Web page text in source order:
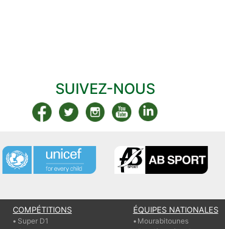
SUIVEZ-NOUS
COMPÉTITIONS ÉQUIPES NATIONALES